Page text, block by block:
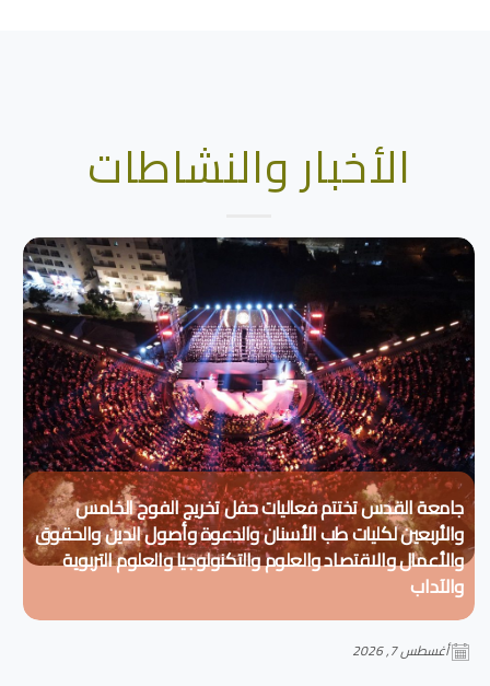
الأخبار والنشاطات
جامعة القدس تختتم فعاليات حفل تخريج الفوج الخامس
والأربعين لكليات طب الأسنان والدعوة وأصول الدين والحقوق
والأعمال والاقتصاد والعلوم والتكنولوجيا والعلوم التربوية
والآداب
أغسطس 7, 2026